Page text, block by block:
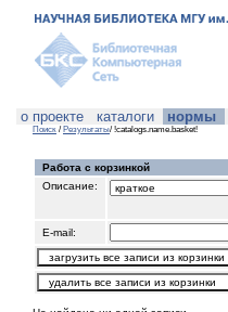
о проекте каталоги нормы
Поиск / Результаты/ !catalogs.name.basket!
Работа с корзинкой
Описание:
E-mail: